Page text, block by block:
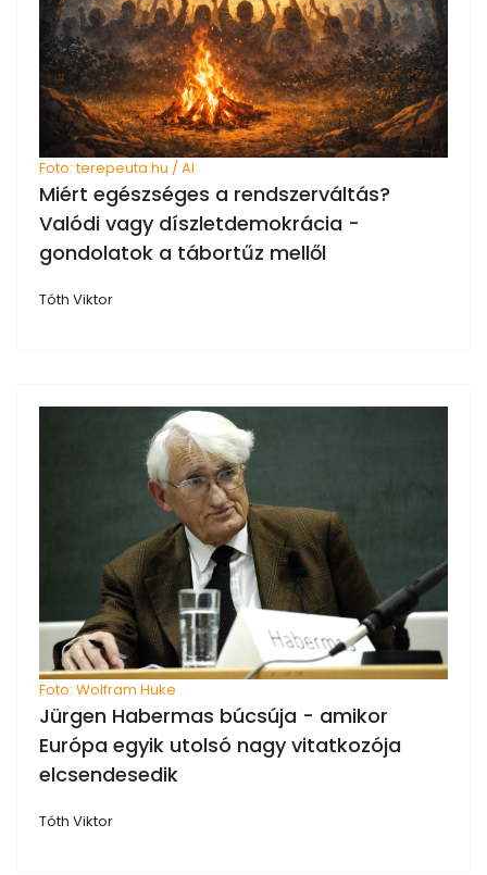
Foto: terepeuta.hu / AI
Miért egészséges a rendszerváltás?
Valódi vagy díszletdemokrácia -
gondolatok a tábortűz mellől
Tóth Viktor
Foto: Wolfram Huke
Jürgen Habermas búcsúja - amikor
Európa egyik utolsó nagy vitatkozója
elcsendesedik
Tóth Viktor